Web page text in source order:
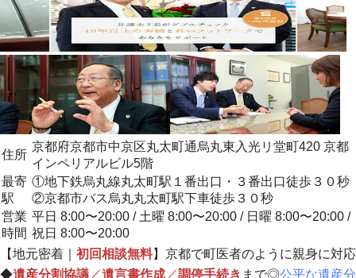
住所
京都府京都市中京区丸太町通烏丸東入光リ堂町420 京都
インペリアルビル5階
最寄
駅
①地下鉄烏丸線丸太町駅１番出口・３番出口徒歩３０秒
②京都市バス烏丸丸太町駅下車徒歩３０秒
営業
時間
平日 8:00〜20:00 / 土曜 8:00〜20:00 / 日曜 8:00〜20:00 /
祝日 8:00〜20:00
【地元密着 初回相談無料】 京都で町医者のように親身に対応
◆遺産分割協議 ／遺言書作成 ／調停手続き まで◎公平な遺産分